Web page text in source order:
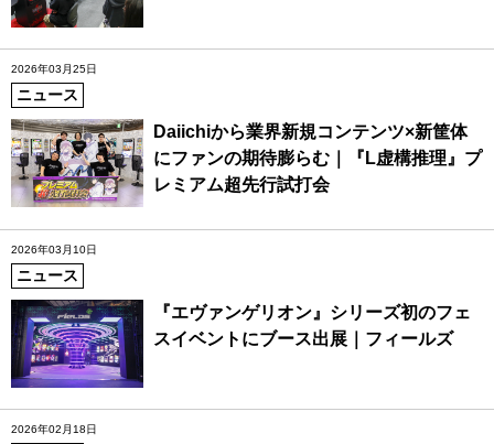
2026年03月25日
ニュース
Daiichiから業界新規コンテンツ×新筐体
にファンの期待膨らむ｜『L虚構推理』プ
レミアム超先行試打会
2026年03月10日
ニュース
『エヴァンゲリオン』シリーズ初のフェ
スイベントにブース出展｜フィールズ
2026年02月18日